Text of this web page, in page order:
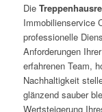
Die
Immobilienservice
professionelle
Anforderungen
erfahrenen Team,
Nachhaltigkeit
glänzend sauber
Wertsteigerung